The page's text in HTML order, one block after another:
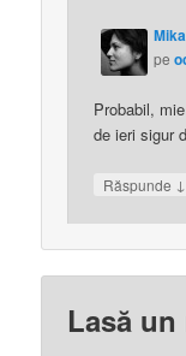
Mika
pe
Probabil,
de ieri sigur
Răspunde ↓
Lasă